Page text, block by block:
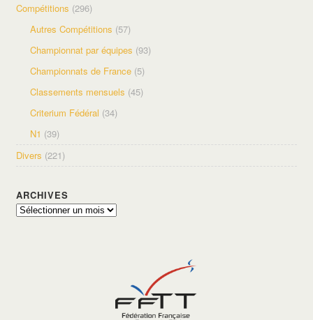
Compétitions (296)
Autres Compétitions (57)
Championnat par équipes (93)
Championnats de France (5)
Classements mensuels (45)
Criterium Fédéral (34)
N1 (39)
Divers (221)
ARCHIVES
Archives